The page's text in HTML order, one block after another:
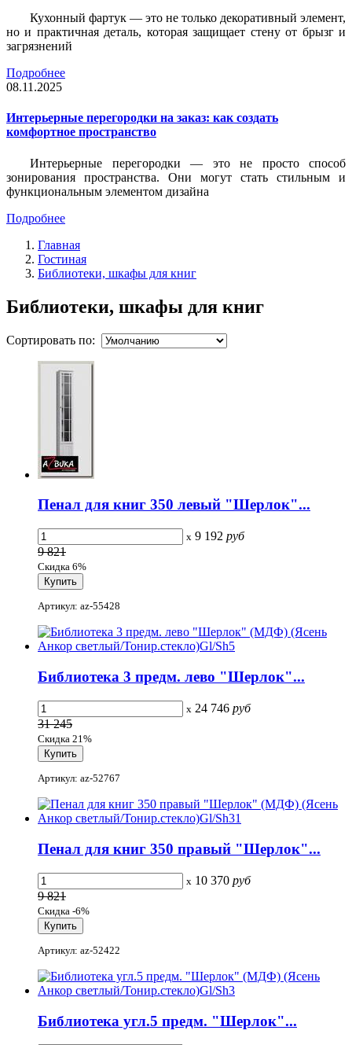
Кухонный фартук — это не только декоративный элемент,
но и практичная деталь, которая защищает стену от брызг и
загрязнений
Подробнее
08.11.2025
Интерьерные перегородки на заказ: как создать
комфортное пространство
Интерьерные перегородки — это не просто способ
зонирования пространства. Они могут стать стильным и
функциональным элементом дизайна
Подробнее
Главная
Гостиная
Библиотеки, шкафы для книг
Библиотеки, шкафы для книг
Сортировать по:
Пенал для книг 350 левый "Шерлок"...
x 9 192 руб
9 821
Скидка 6%
Артикул: az-55428
Библиотека 3 предм. лево "Шерлок"...
x 24 746 руб
31 245
Скидка 21%
Артикул: az-52767
Пенал для книг 350 правый "Шерлок"...
x 10 370 руб
9 821
Скидка -6%
Артикул: az-52422
Библиотека угл.5 предм. "Шерлок"...